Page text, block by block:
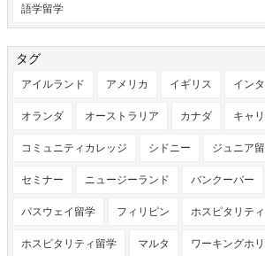
語学留学
タグ
アイルランド アメリカ イギリス イン
オランダ オーストラリア カナダ キャ
コミュニティカレッジ シドニー ジュニア
セミナー ニュージーランド バンクーバー
パスウェイ留学 フィリピン ホスピタリティ
ホスピタリティ留学 マルタ ワーキングホ